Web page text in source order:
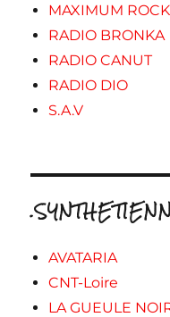
MAXIMUM
RADIO BRONKA
RADIO CANUT
RADIO DIO
S.A.V
AVATARIA
CNT-Loire
LA GUEULE